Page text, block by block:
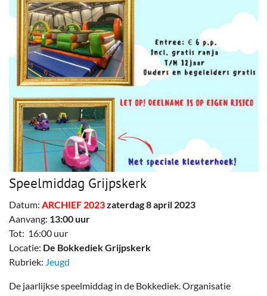
Speelmiddag Grijpskerk
Datum: ARCHIEF 2023zaterdag 8 april 2023
Aanvang: 13:00 uur
Tot: 16:00 uur
Locatie: De Bokkediek Grijpskerk
Rubriek: Jeugd
De jaarlijkse speelmiddag in de Bokkediek. Organisatie